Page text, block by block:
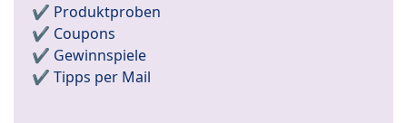
✔️ Produktproben
✔️ Coupons
✔️ Gewinnspiele
✔️ Tipps per Mail